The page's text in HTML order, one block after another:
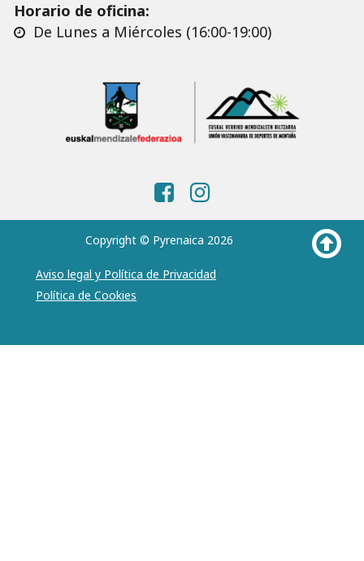
Horario de oficina:
De Lunes a Miércoles (16:00-19:00)
Copyright © Pyrenaica 2026
Aviso legal y Política de Privacidad
Política de Cookies